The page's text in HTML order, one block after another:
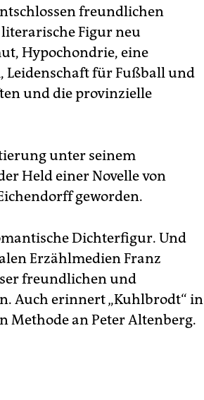
freundlichen
Figur neu
Hypochondrie, eine
für Fußball und
und die provinzielle
unter seinem
Held einer Novelle von
geworden.
Dichterfigur. Und
Erzählmedien Franz
freundlichen und
Auch erinnert „Kuhlbrodt“ in
Methode an Peter Altenberg.